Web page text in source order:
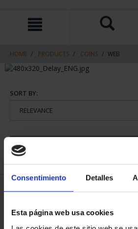
Consentimiento Detalles
Esta página web usa cookies
navigation
HOME PRODUCTS COINS WEB
SORT BY:
1 Products found